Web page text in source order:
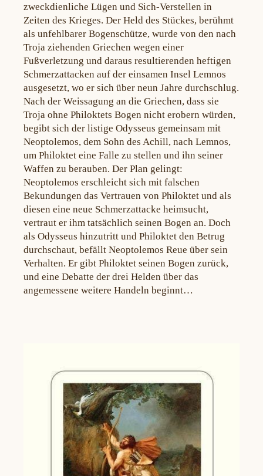
zweckdienliche Lügen und Sich-Verstellen in
Zeiten des Krieges. Der Held des Stückes, berühmt
als unfehlbarer Bogenschütze, wurde von den nach
Troja ziehenden Griechen wegen einer
Fußverletzung und daraus resultierenden heftigen
Schmerzattacken auf der einsamen Insel Lemnos
ausgesetzt, wo er sich über neun Jahre durchschlug.
Nach der Weissagung an die Griechen, dass sie
Troja ohne Philoktets Bogen nicht erobern würden,
begibt sich der listige Odysseus gemeinsam mit
Neoptolemos, dem Sohn des Achill, nach Lemnos,
um Philoktet eine Falle zu stellen und ihn seiner
Waffen zu berauben. Der Plan gelingt:
Neoptolemos erschleicht sich mit falschen
Bekundungen das Vertrauen von Philoktet und als
diesen eine neue Schmerzattacke heimsucht,
vertraut er ihm tatsächlich seinen Bogen an. Doch
als Odysseus hinzutritt und Philoktet den Betrug
durchschaut, befällt Neoptolemos Reue über sein
Verhalten. Er gibt Philoktet seinen Bogen zurück,
und eine Debatte der drei Helden über das
angemessene weitere Handeln beginnt…